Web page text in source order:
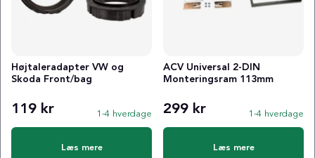
Højtaleradapter VW og
Skoda Front/bag
119 kr 1-4 hverdage
Læs mere
ACV Universal 2-DIN
Monteringsram 113mm
299 kr 1-4 hverdage
Læs mere